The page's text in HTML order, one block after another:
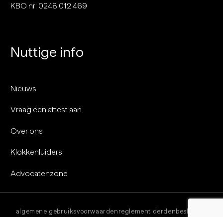
KBO nr: 0248 012 469
Nuttige info
Nieuws
Vraag een attest aan
Over ons
Klokkenluiders
Advocatenzone
algemene gebruiksvoorwaarden reglement derdenbeslissing